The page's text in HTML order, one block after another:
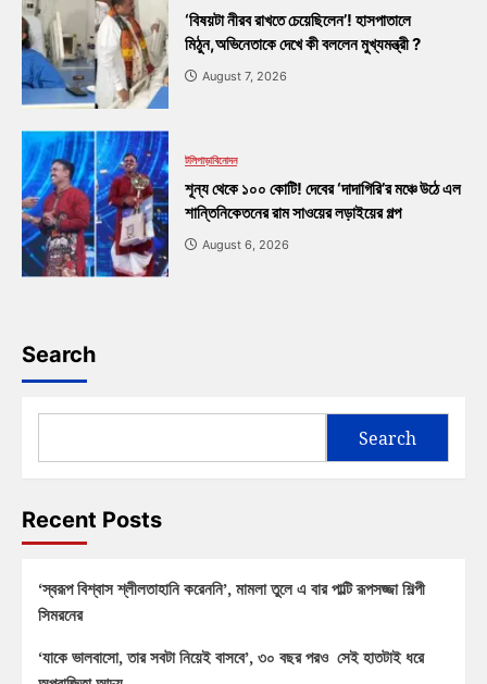
‘বিষয়টা নীরব রাখতে চেয়েছিলেন’! হাসপাতালে
মিঠুন,অভিনেতাকে দেখে কী বললেন মুখ্যমন্ত্রী ?
August 7, 2026
টলিপাড়াবিনোদন
শূন্য থেকে ১০০ কোটি! দেবের ‘দাদাগিরি’র মঞ্চে উঠে এল
শান্তিনিকেতনের রাম সাওয়ের লড়াইয়ের গল্প
August 6, 2026
Search
Search
Recent Posts
‘স্বরূপ বিশ্বাস শ্লীলতাহানি করেননি’, মামলা তুলে এ বার পাল্টি রূপসজ্জা শিল্পী
সিমরনের
‘যাকে ভালবাসো, তার সবটা নিয়েই বাসবে’, ৩০ বছর পরও সেই হাতটাই ধরে